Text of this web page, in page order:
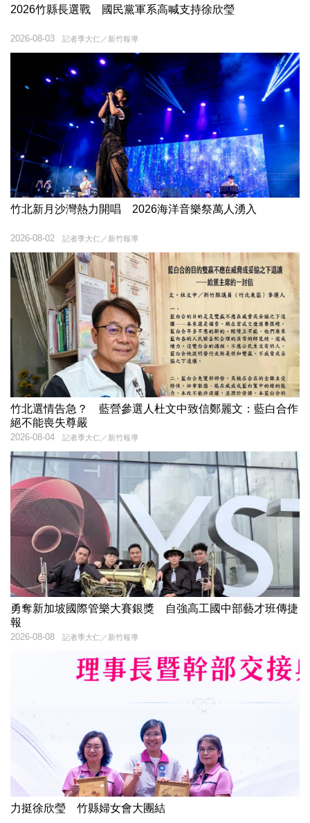
2026竹縣長選戰 國民黨軍系高喊支持徐欣瑩
記者季大仁／新竹報導
2026-08-03
竹北新月沙灣熱力開唱 2026海洋音樂祭萬人湧入
記者季大仁／新竹報導
2026-08-02
竹北選情告急？ 藍營參選人杜文中致信鄭麗文：藍白合作
絕不能喪失尊嚴
記者季大仁／新竹報導
2026-08-04
勇奪新加坡國際管樂大賽銀獎 自強高工國中部藝才班傳捷
報
記者季大仁／新竹報導
2026-08-08
力挺徐欣瑩 竹縣婦女會大團結